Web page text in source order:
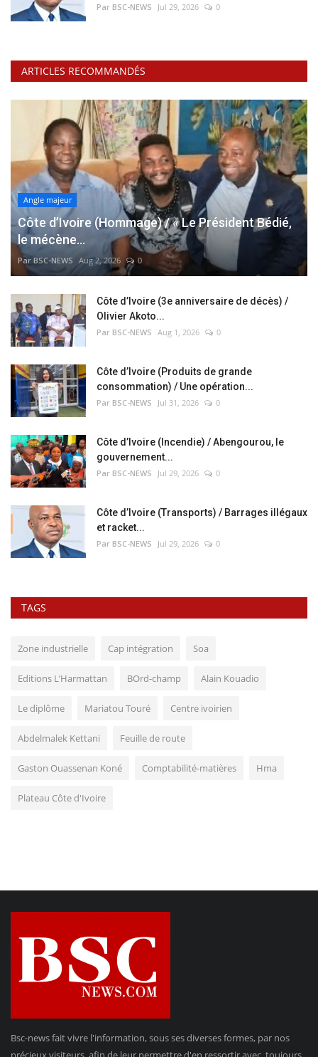
Par BSC-NEWS Jul 29, 2026 0
ARTICLES RECOMMANDÉS
Angle majeur
Côte d’Ivoire (Hommage) / « Le Président Bédié,
le mécène...
Par BSC-NEWS Aug 2, 2026 0
Côte d’Ivoire (3e anniversaire de décès) /
Olivier Akoto...
Par BSC-NEWS Aug 1, 2026 0
Côte d’Ivoire (Produits de grande
consommation) / Une opération...
Par BSC-NEWS Jul 31, 2026 0
Côte d’Ivoire (Incendie) / Abengourou, le
gouvernement...
Par BSC-NEWS Jul 29, 2026 0
Côte d’Ivoire (Transports) / Barrages illégaux
et racket...
Par BSC-NEWS Jul 29, 2026 0
TAGS
Zone industrielle Cap intégration Soa
Editions L’Harmattan BOrd-champ Alain Kouadio
Le diplôme Mariatou Touré Centre ivoirien
Abdelmalek Kettani Feuille de route
Gaston Ouassenan Koné Comptabilité-matières Hma
Plateau Côte d'Ivoire
Bsc-news fait vivre l'information, sous ses diverses formes, par nos